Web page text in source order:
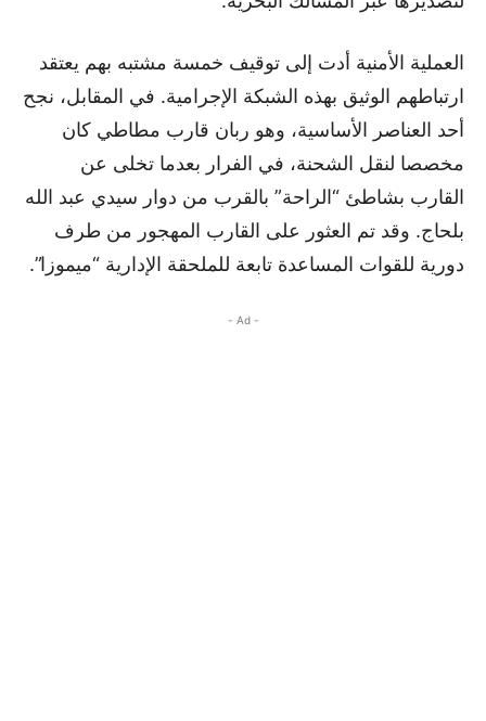
العملية الأمنية أدت إلى توقيف خمسة مشتبه بهم يعتقد
ارتباطهم الوثيق بهذه الشبكة الإجرامية. في المقابل، نجح
أحد العناصر الأساسية، وهو ربان قارب مطاطي كان
مخصصا لنقل الشحنة، في الفرار بعدما تخلى عن
القارب بشاطئ “الراحة” بالقرب من دوار سيدي عبد الله
بلحاج. وقد تم العثور على القارب المهجور من طرف
دورية للقوات المساعدة تابعة للملحقة الإدارية “ميموزا”.
- Ad -